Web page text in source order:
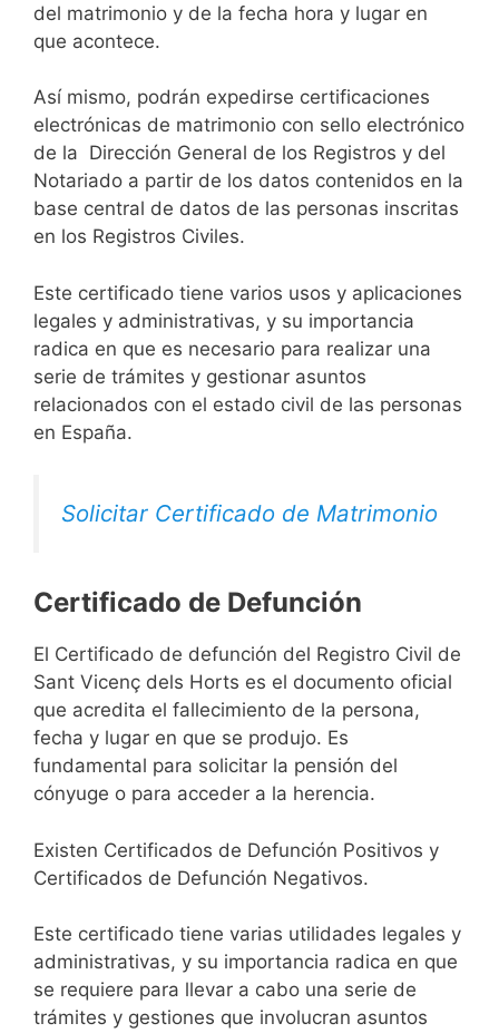
del matrimonio y de la fecha hora y lugar en
que acontece.
Así mismo, podrán expedirse certificaciones
electrónicas de matrimonio con sello electrónico
de la Dirección General de los Registros y del
Notariado a partir de los datos contenidos en la
base central de datos de las personas inscritas
en los Registros Civiles.
Este certificado tiene varios usos y aplicaciones
legales y administrativas, y su importancia
radica en que es necesario para realizar una
serie de trámites y gestionar asuntos
relacionados con el estado civil de las personas
en España.
Solicitar Certificado de Matrimonio
Certificado de Defunción
El Certificado de defunción del Registro Civil de
Sant Vicenç dels Horts es el documento oficial
que acredita el fallecimiento de la persona,
fecha y lugar en que se produjo. Es
fundamental para solicitar la pensión del
cónyuge o para acceder a la herencia.
Existen Certificados de Defunción Positivos y
Certificados de Defunción Negativos.
Este certificado tiene varias utilidades legales y
administrativas, y su importancia radica en que
se requiere para llevar a cabo una serie de
trámites y gestiones que involucran asuntos